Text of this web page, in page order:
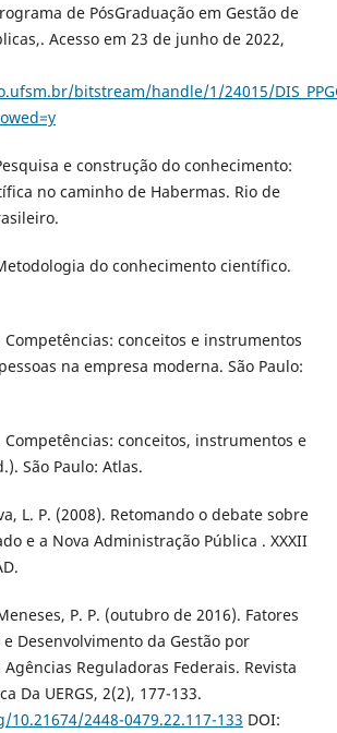
de PósGraduação em Gestão de
Acesso em 23 de junho de 2022,
bitstream/handle/1/24015/
e construção do conhecimento:
no caminho de Habermas. Rio de
do conhecimento científico.
Competências: conceitos e instrumentos
na empresa moderna. São Paulo:
Competências: conceitos, instrumentos e
São Paulo: Atlas.
L. P. (2008). Retomando o debate sobre
e a Nova Administração Pública . XXXII
P. P. (outubro de 2016). Fatores
Desenvolvimento da Gestão por
Reguladoras Federais. Revista
Da UERGS, 2(2), 177-133.
2448-0479.22.117-133 DOI: